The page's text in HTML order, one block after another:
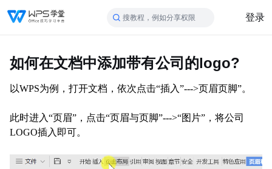
搜教程，例如分享权限 登录
如何在文档中添加带有公司的logo?
以WPS为例，打开文档，依次点击“插入”--->页眉页脚”。
此时进入“页眉”，点击“页眉与页脚”--->“图片”，将公司
LOGO插入即可。